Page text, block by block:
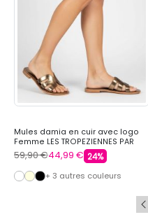
Mules damia en cuir avec logo
Femme LES TROPEZIENNES PAR
M.BELARBI
59,90 €44,99 € 24%
+ 3 autres couleurs